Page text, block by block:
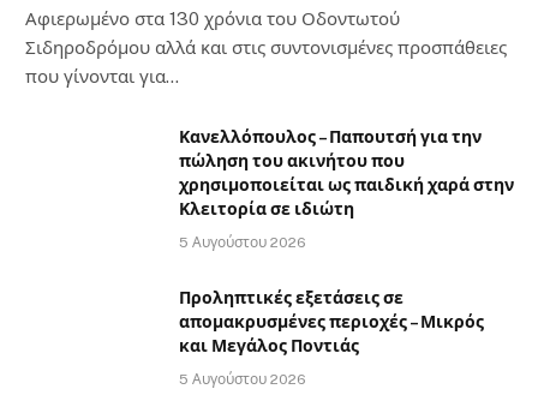
Αφιερωμένο στα 130 χρόνια του Οδοντωτού
Σιδηροδρόμου αλλά και στις συντονισμένες προσπάθειες
που γίνονται για…
Κανελλόπουλος – Παπουτσή για την
πώληση του ακινήτου που
χρησιμοποιείται ως παιδική χαρά στην
Κλειτορία σε ιδιώτη
5 Αυγούστου 2026
Προληπτικές εξετάσεις σε
απομακρυσμένες περιοχές – Μικρός
και Μεγάλος Ποντιάς
5 Αυγούστου 2026